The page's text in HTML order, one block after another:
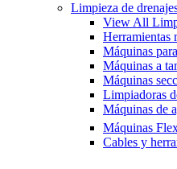
Limpieza de
View All
Herramientas
Máquinas
Máquinas a
Máquinas
Limpiadoras
Máquinas de
Máquinas
Cables y